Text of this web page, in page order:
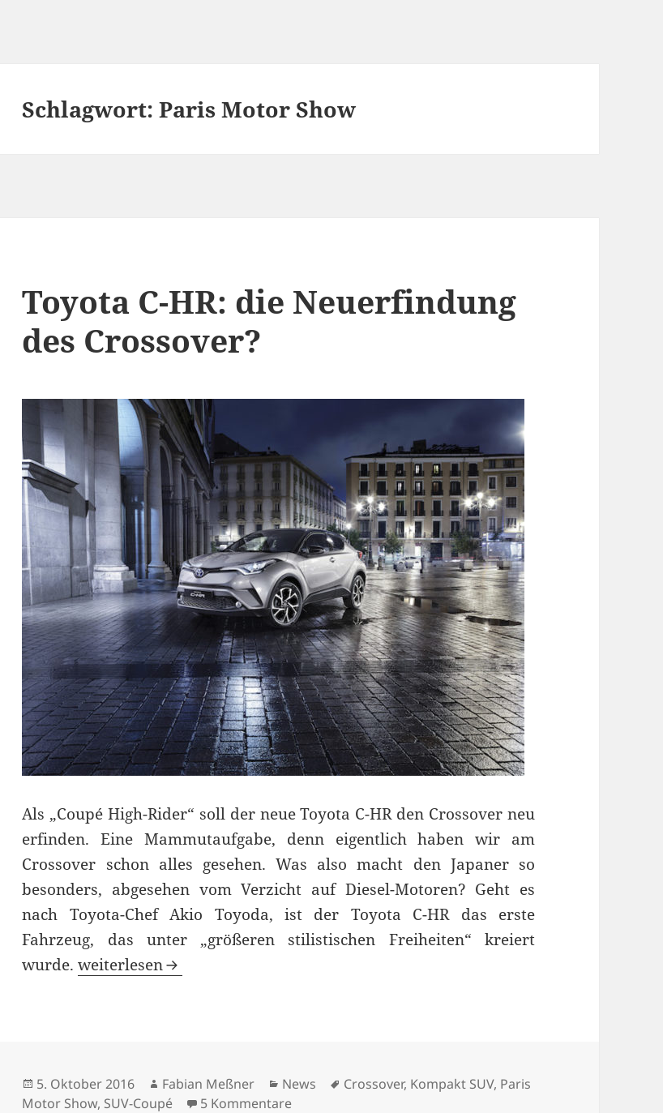
Schlagwort:Paris Motor Show
Toyota C-HR: die Neuerfindung
des Crossover?
Als „Coupé High-Rider“ soll der neue Toyota C-HR den Crossover neu
erfinden. Eine Mammutaufgabe, denn eigentlich haben wir am
Crossover schon alles gesehen. Was also macht den Japaner so
besonders, abgesehen vom Verzicht auf Diesel-Motoren? Geht es
nach Toyota-Chef Akio Toyoda, ist der Toyota C-HR das erste
Fahrzeug, das unter „größeren stilistischen Freiheiten“ kreiert
wurde.Toyota C-HR: die Neuerfindung des Crossover?
weiterlesen
Veröffentlicht
am
5. Oktober 2016 Autor
Fabian Meßner Kategorien
News Schlagwörter
Crossover, Kompakt SUV, Paris
Motor Show, SUV-Coupé 5 Kommentarezu Toyota C-HR: die Neuerfindung des Crossover?